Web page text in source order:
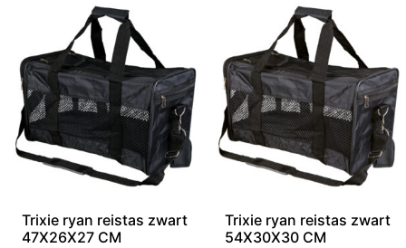
Trixie ryan reistas zwart
47X26X27 CM
Trixie ryan reistas zwart
54X30X30 CM